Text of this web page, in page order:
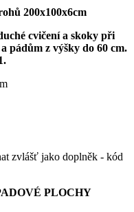
200x100x6cm
cvičení a skoky při
pádům z výšky do 60 cm.
zvlášť jako doplněk - kód
PLOCHY